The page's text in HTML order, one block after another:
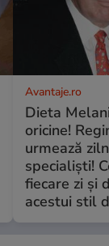
Avantaje.ro
Dieta
oricine!
urmează
specialiști!
fiecare zi și
acestui stil